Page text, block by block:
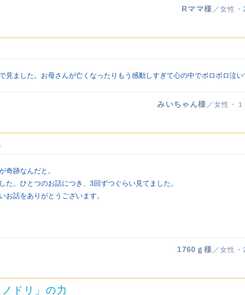
Rママ様 ／女性・
見ました。お母さんが亡くなったりもう感動しすぎて心の中でボロボロ泣い
みいちゃん様 ／女性・１
奇跡なんだと。
た。ひとつのお話につき、3回ずつぐらい見てました。
お話をありがとうございます。
1760ｇ様 ／女性
ドリ」の力